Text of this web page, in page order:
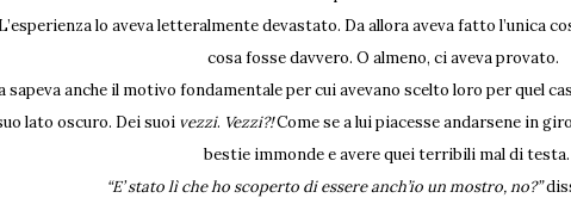
L’esperienza lo aveva letteralmente devastato. Da allora aveva fatto l’unica
cosa fosse davvero. O almeno, ci aveva provato.
sapeva anche il motivo fondamentale per cui avevano scelto loro per quel
lato oscuro. Dei suoi vezzi. Vezzi?!Come se a lui piacesse andarsene in
bestie immonde e avere quei terribili mal di testa.
“E’ stato lì che ho scoperto di essere anch’io un mostro, no?”